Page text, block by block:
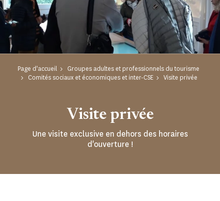
Page d'accueil
Groupes adultes et professionnels du tourisme
Comités sociaux et économiques et inter-CSE
Visite privée
Visite privée
Une visite exclusive en dehors des horaires
d'ouverture !